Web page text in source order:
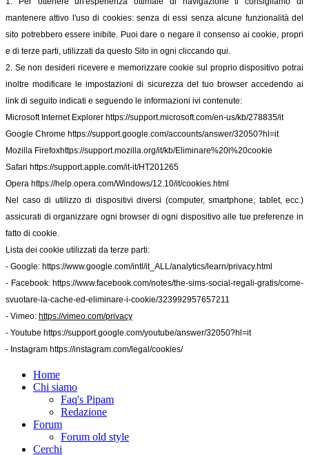
mantenere attivo l'uso di cookies: senza di essi senza alcune funzionalità del
sito potrebbero essere inibite. Puoi dare o negare il consenso ai cookie, propri
e di terze parti, utilizzati da questo Sito in ogni cliccando qui.
2. Se non desideri ricevere e memorizzare cookie sul proprio dispositivo potrai
inoltre modificare le impostazioni di sicurezza del tuo browser accedendo ai
link di seguito indicati e seguendo le informazioni ivi contenute:
Microsoft Internet Explorer https://support.microsoft.com/en-us/kb/278835/it
Google Chrome https://support.google.com/accounts/answer/32050?hl=it
Mozilla Firefoxhttps://support.mozilla.org/it/kb/Eliminare%20i%20cookie
Safari https://support.apple.com/it-it/HT201265
Opera https://help.opera.com/Windows/12.10/it/cookies.html
Nel caso di utilizzo di dispositivi diversi (computer, smartphone, tablet, ecc.)
assicurati di organizzare ogni browser di ogni dispositivo alle tue preferenze in
fatto di cookie.
Lista dei cookie utilizzati da terze parti:
- Google: https://www.google.com/intl/it_ALL/analytics/learn/privacy.html
- Facebook: https://www.facebook.com/notes/the-sims-social-regali-gratis/come-
svuotare-la-cache-ed-eliminare-i-cookie/323992957657211
- Vimeo: https://vimeo.com/privacy
- Youtube https://support.google.com/youtube/answer/32050?hl=it
- Instagram https://instagram.com/legal/cookies/
Home
Chi siamo
Faq's Pipam
Redazione
Forum
Forum old style
Cerchi